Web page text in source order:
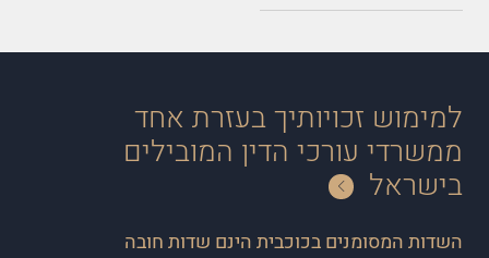
למימוש זכויותיך בעזרת אחד
ממשרדי עורכי הדין המובילים
בישראל
השדות המסומנים בכוכבית הינם שדות חובה